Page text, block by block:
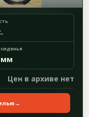
мм
Цен в архиве нет
→